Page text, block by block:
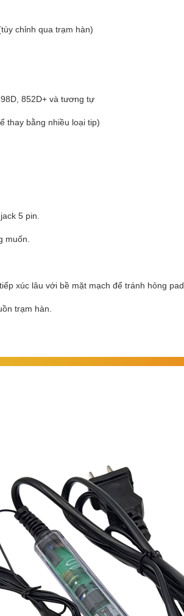
chỉnh qua trạm hàn)
852D+ và tương tự
thay bằng nhiều loại tip)
5 pin.
muốn.
xúc lâu với bề mặt mạch để tránh hỏng pad.
trạm hàn.